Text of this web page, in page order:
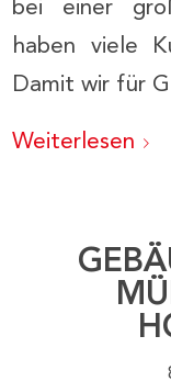
bei einer
haben viele
Damit wir für
Weiterlesen